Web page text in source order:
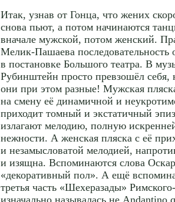
Итак, узнав от Гонца, что жених
снова пьют, а потом начинаются
вначале мужской, потом женский.
Мелик-Пашаева
в постановке Большого театра. В
Рубинштейн просто превзошёл себя,
они при этом разные! Мужская
на смену её динамичной и
приходит томный и экстатичный
излагают мелодию, полную
нежности. А женская пляска с её
и незамысловатой мелодией,
и изящна. Вспоминаются слова
«декоративный пол». А ещё
третья часть «Шехеразады»
изначально называлась не Andantino